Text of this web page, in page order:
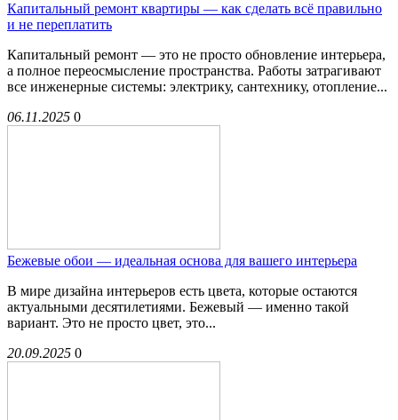
Капитальный ремонт квартиры — как сделать всё правильно
и не переплатить
Капитальный ремонт — это не просто обновление интерьера,
а полное переосмысление пространства. Работы затрагивают
все инженерные системы: электрику, сантехнику, отопление...
06.11.2025 0
Бежевые обои — идеальная основа для вашего интерьера
В мире дизайна интерьеров есть цвета, которые остаются
актуальными десятилетиями. Бежевый — именно такой
вариант. Это не просто цвет, это...
20.09.2025 0